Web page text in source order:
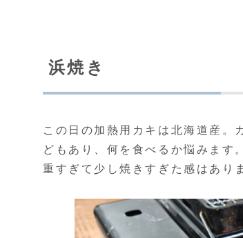
浜焼き
この日の加熱用カキは北海道産
どもあり、何を食べるか悩みます
重すぎて少し焼きすぎた感はあり